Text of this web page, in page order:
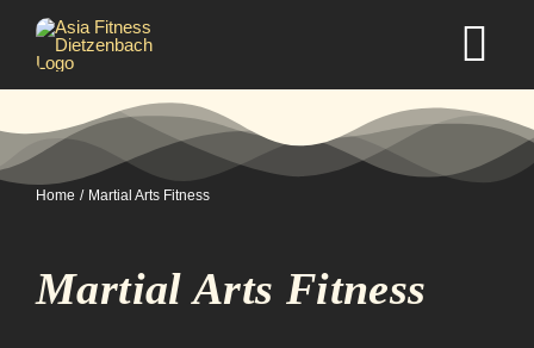
Inhalt
springen
Home Martial Arts Fitness
Martial Arts Fitness